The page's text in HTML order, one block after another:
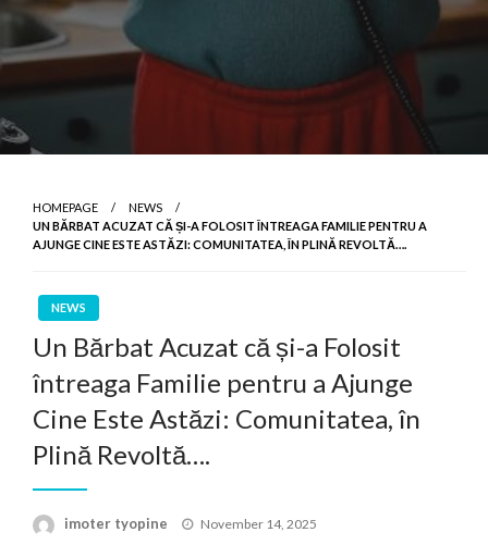
HOMEPAGE
NEWS
UN BĂRBAT ACUZAT CĂ ȘI-A FOLOSIT ÎNTREAGA FAMILIE PENTRU A
AJUNGE CINE ESTE ASTĂZI: COMUNITATEA, ÎN PLINĂ REVOLTĂ….
NEWS
Un Bărbat Acuzat că și-a Folosit
întreaga Familie pentru a Ajunge
Cine Este Astăzi: Comunitatea, în
Plină Revoltă….
imoter tyopine
Posted
November 14, 2025